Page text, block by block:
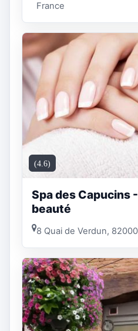
France
(4.6)
Spa des Capucins
beauté
8 Quai de Verdun,